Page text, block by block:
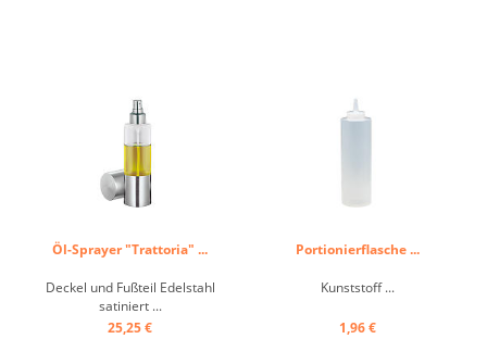
separate Ausgießer und
unser ...
Öl-Sprayer "Trattoria" ...
Deckel und Fußteil Edelstahl
satiniert ...
25,25 €
Portionierflasche ...
Kunststoff ...
1,96 €